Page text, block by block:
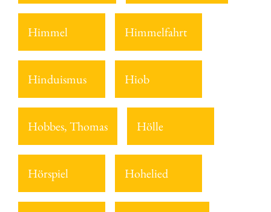
Himmel Himmelfahrt
Hinduismus Hiob
Hobbes, Thomas Hölle
Hörspiel Hohelied